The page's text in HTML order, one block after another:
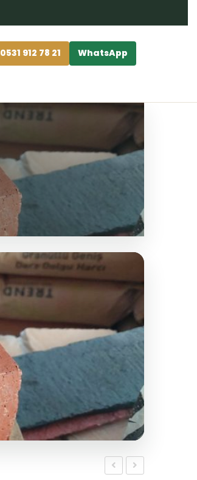
0531 912 78 21 WhatsApp